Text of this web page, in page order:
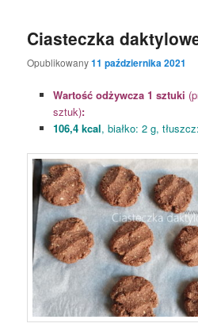
Ciasteczka
Opublikowany11 października 2021
Wartość odżywcza 1 sztuki
sztuk):
106,4 kcal, białko: 2 g,